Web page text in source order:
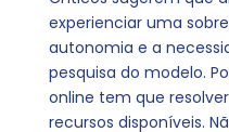
experienciar uma
autonomia e a
pesquisa do modelo.
online tem que
recursos disponíveis.